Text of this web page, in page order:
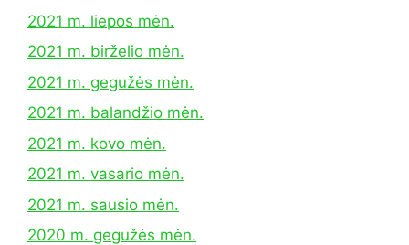
2021 m. liepos mėn.
2021 m. birželio mėn.
2021 m. gegužės mėn.
2021 m. balandžio mėn.
2021 m. kovo mėn.
2021 m. vasario mėn.
2021 m. sausio mėn.
2020 m. gegužės mėn.